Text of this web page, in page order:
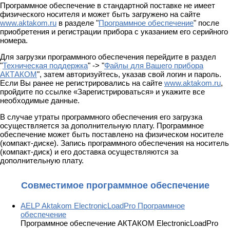
Программное обеспечение в стандартной поставке не имеет
физического носителя и может быть загружено на сайте
www.aktakom.ru в разделе "Программное обеспечение" после
приобретения и регистрации прибора с указанием его серийного
номера.
Для загрузки программного обеспечения перейдите в раздел
"Техническая поддержка" -> "Файлы для Вашего прибора
АКТАКОМ", затем авторизуйтесь, указав свой логин и пароль.
Если Вы ранее не регистрировались на сайте www.aktakom.ru,
пройдите по ссылке «Зарегистрироваться» и укажите все
необходимые данные.
В случае утраты программного обеспечения его загрузка
осуществляется за дополнительную плату. Программное
обеспечение может быть поставлено на физическом носителе
(компакт-диске). Запись программного обеспечения на носитель
(компакт-диск) и его доставка осуществляются за
дополнительную плату.
Совместимое программное обеспечение
AELP Aktakom ElectronicLoadPro Программное
обеспечение
Программное обеспечение АКТАКОМ ElectronicLoadPro